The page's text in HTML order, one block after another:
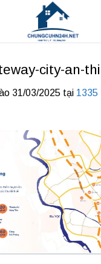
city-an-thi
31/03/2025 tại 1335